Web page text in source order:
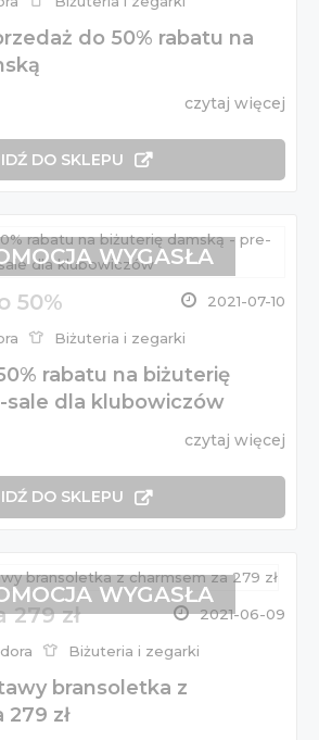
do 50% rabatu na
czytaj więcej
IDŹ DO SKLEPU
50% 2021-07-10
Biżuteria i zegarki
rabatu na biżuterię
sale dla klubowiczów
czytaj więcej
IDŹ DO SKLEPU
WYGASŁA
279 zł 2021-06-09
Biżuteria i zegarki
bransoletka z
zł
WYGASŁA